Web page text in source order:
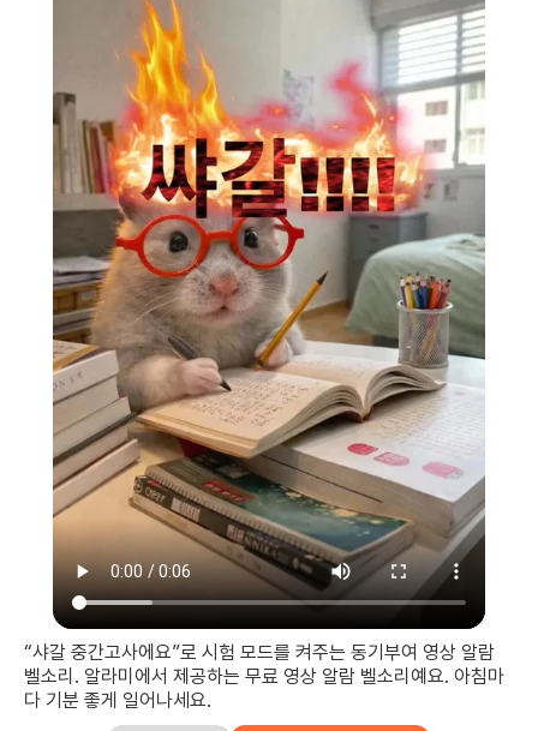
“샤갈 중간고사에요”로 시험 모드를 켜주는 동기부여 영상 알람
벨소리. 알라미에서 제공하는 무료 영상 알람 벨소리예요. 아침마
다 기분 좋게 일어나세요.